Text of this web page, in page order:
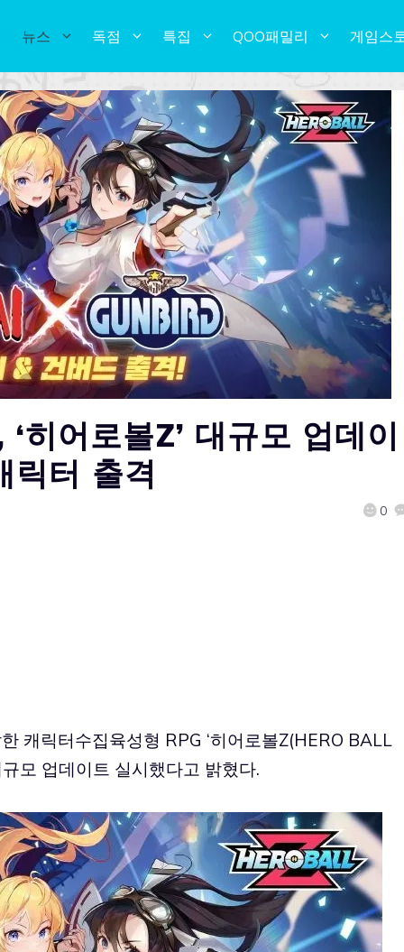
뉴스 독점 특집 QOO패밀리 게임스
히어로볼Z’ 대규모 업데이
릭터 출격
0
캐릭터수집육성형 RPG ‘히어로볼Z(HERO BALL
모 업데이트 실시했다고 밝혔다.